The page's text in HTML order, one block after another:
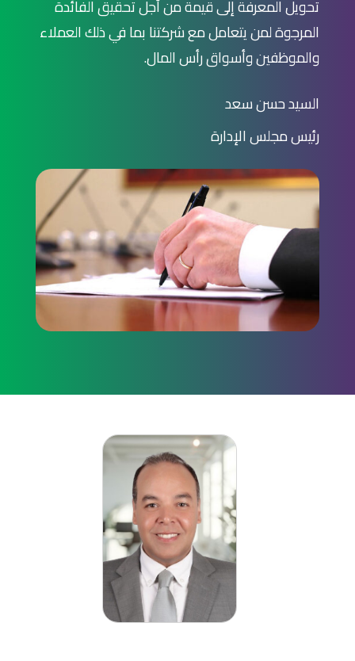
تحويل المعرفة إلى قيمة من أجل تحقيق الفائدة
المرجوة لمن يتعامل مع شركتنا بما في ذلك العملاء
والموظفين وأسواق رأس المال.
السيد حسن سعد
رئيس مجلس الإدارة